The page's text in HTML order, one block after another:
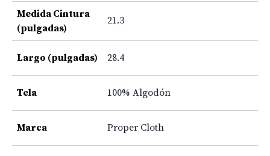
Medida Cintura
(pulgadas)
21.3
Largo (pulgadas) 28.4
Tela 100% Algodón
Marca Proper Cloth